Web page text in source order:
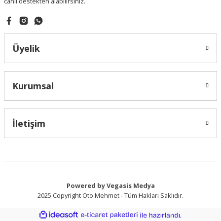
700,00 ₺
Ön Fren Balatası | Hyundai Accent Era
Üyelik
Kurumsal
İletişim
Powered by Vegasis Medya
2025 Copyright Oto Mehmet - Tüm Hakları Saklıdır.
ideasoft
e-